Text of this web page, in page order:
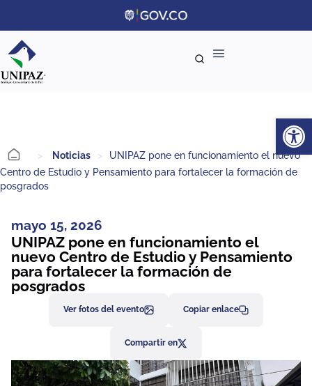
> Noticias >
UNIPAZ pone en funcionamiento el nuevo
Centro de Estudio y Pensamiento para fortalecer la formación de
posgrados
mayo 15, 2026
UNIPAZ pone en funcionamiento el
nuevo Centro de Estudio y Pensamiento
para fortalecer la formación de
posgrados
Ver fotos del evento Copiar enlace
Compartir en